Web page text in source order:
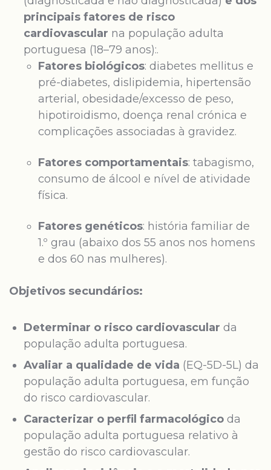
principais fatores de risco
cardiovascular na população adulta
portuguesa (18–79 anos):.
Fatores biológicos: diabetes mellitus e
pré-diabetes, dislipidemia, hipertensão
arterial, obesidade/excesso de peso,
hipotiroidismo, doença renal crónica e
complicações associadas à gravidez.
Fatores comportamentais: tabagismo,
consumo de álcool e nível de atividade
física.
Fatores genéticos: história familiar de
1.º grau (abaixo dos 55 anos nos homens
e dos 60 nas mulheres).
Objetivos secundários:
Determinar o risco cardiovascular da
população adulta portuguesa.
Avaliar a qualidade de vida (EQ-5D-5L) da
população adulta portuguesa, em função
do risco cardiovascular.
Caracterizar o perfil farmacológico da
população adulta portuguesa relativo à
gestão do risco cardiovascular.